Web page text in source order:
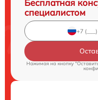
Бесплатная
специалистом
Нажимая на кнопку